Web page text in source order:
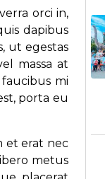
orci in,
dapibus
ut egestas
massa at
mi
porta eu
et erat nec
metus